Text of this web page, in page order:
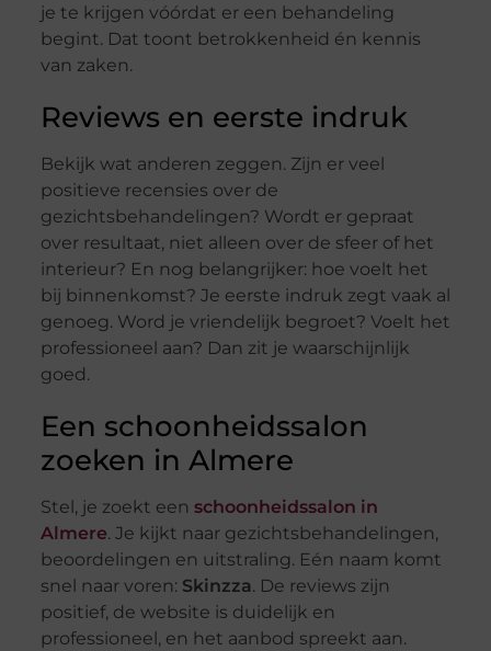
je te krijgen vóórdat er een behandeling
begint. Dat toont betrokkenheid én kennis
van zaken.
Reviews en eerste indruk
Bekijk wat anderen zeggen. Zijn er veel
positieve recensies over de
gezichtsbehandelingen? Wordt er gepraat
over resultaat, niet alleen over de sfeer of het
interieur? En nog belangrijker: hoe voelt het
bij binnenkomst? Je eerste indruk zegt vaak al
genoeg. Word je vriendelijk begroet? Voelt het
professioneel aan? Dan zit je waarschijnlijk
goed.
Een schoonheidssalon
zoeken in Almere
Stel, je zoekt een schoonheidssalon in
Almere. Je kijkt naar gezichtsbehandelingen,
beoordelingen en uitstraling. Eén naam komt
snel naar voren: Skinzza. De reviews zijn
positief, de website is duidelijk en
professioneel, en het aanbod spreekt aan.